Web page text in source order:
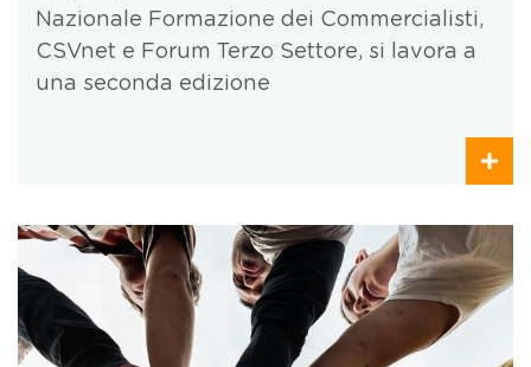
Nazionale Formazione dei Commercialisti,
CSVnet e Forum Terzo Settore, si lavora a
una seconda edizione